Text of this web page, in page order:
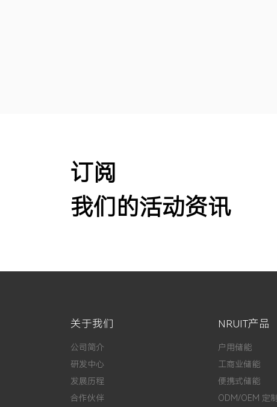
订阅
我们的活动资讯
关于我们
公司简介
研发中心
发展历程
合作伙伴
NRUIT产品
户用储能
工商业储能
便携式储能
ODM/OEM 定制